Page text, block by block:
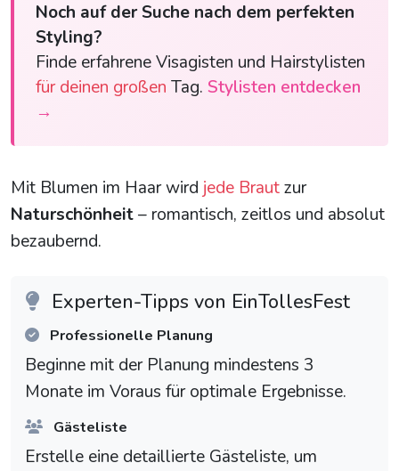
Noch auf der Suche nach dem perfekten
Styling?
Finde erfahrene Visagisten und Hairstylisten
für deinen großen Tag. Stylisten entdecken
→
Mit Blumen im Haar wird jede Brautzur
Naturschönheit– romantisch, zeitlos und absolut
bezaubernd.
Experten-Tipps von EinTollesFest
Professionelle Planung
Beginne mit der Planung mindestens 3
Monate im Voraus für optimale Ergebnisse.
Gästeliste
Erstelle eine detaillierte Gästeliste, um